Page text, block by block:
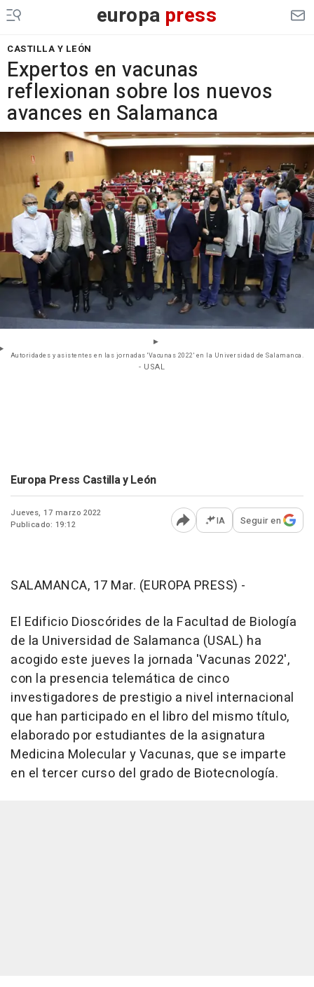
europa press
CASTILLA Y LEÓN
Expertos en vacunas
reflexionan sobre los nuevos
avances en Salamanca
Autoridades y asistentes en las jornadas 'Vacunas 2022' en la Universidad de Salamanca.
- USAL
Europa Press Castilla y León
Jueves, 17 marzo 2022
Publicado: 19:12
Abrir opciones para
IA Seguir en
SALAMANCA, 17 Mar. (EUROPA PRESS) -
El Edificio Dioscórides de la Facultad de Biología
de la Universidad de Salamanca (USAL) ha
acogido este jueves la jornada 'Vacunas 2022',
con la presencia telemática de cinco
investigadores de prestigio a nivel internacional
que han participado en el libro del mismo título,
elaborado por estudiantes de la asignatura
Medicina Molecular y Vacunas, que se imparte
en el tercer curso del grado de Biotecnología.